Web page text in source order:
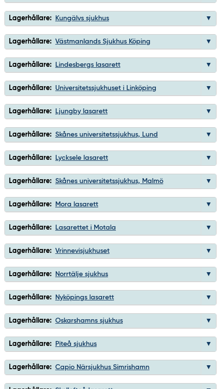
Lagerhållare: Kungälvs sjukhus
Lagerhållare: Västmanlands Sjukhus Köping
Lagerhållare: Lindesbergs lasarett
Lagerhållare: Universitetssjukhuset i Linköping
Lagerhållare: Ljungby lasarett
Lagerhållare: Skånes universitetssjukhus, Lund
Lagerhållare: Lycksele lasarett
Lagerhållare: Skånes universitetssjukhus, Malmö
Lagerhållare: Mora lasarett
Lagerhållare: Lasarettet i Motala
Lagerhållare: Vrinnevisjukhuset
Lagerhållare: Norrtälje sjukhus
Lagerhållare: Nyköpings lasarett
Lagerhållare: Oskarshamns sjukhus
Lagerhållare: Piteå sjukhus
Lagerhållare: Capio Närsjukhus Simrishamn